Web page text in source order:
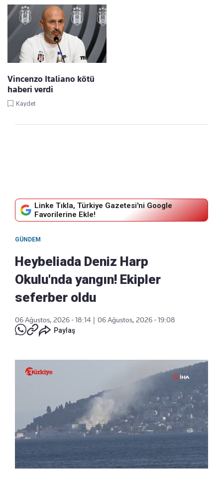
Vincenzo Italiano kötü
haberi verdi
Kaydet
Linke Tıkla, Türkiye Gazetesi'ni Google
Favorilerine Ekle!
GÜNDEM
Heybeliada Deniz Harp
Okulu'nda yangın! Ekipler
seferber oldu
06 Ağustos, 2026 - 18:14
06 Ağustos, 2026 - 19:08
Paylaş